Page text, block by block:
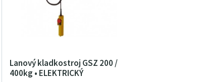
Lanový kladkostroj GSZ 200 /
400kg • ELEKTRICKÝ